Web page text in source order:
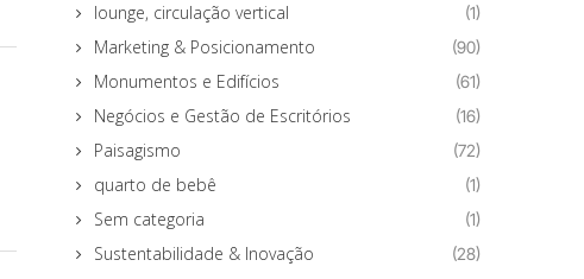
lounge, circulação vertical (1)
Marketing & Posicionamento (90)
Monumentos e Edifícios (61)
Negócios e Gestão de Escritórios (16)
Paisagismo (72)
quarto de bebê (1)
Sem categoria (1)
Sustentabilidade & Inovação (28)